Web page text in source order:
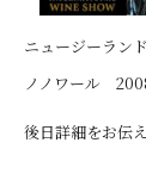
ニュージーラン
ノノワール
後日詳細をお伝